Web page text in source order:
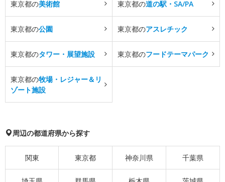
東京都の美術館 東京都の道の駅・SA/PA
東京都の公園 東京都のアスレチック
東京都のタワー・展望施設 東京都のフードテーマパーク
東京都の牧場・レジャー＆リ
ゾート施設
周辺の都道府県から探す
関東 東京都 神奈川県 千葉県